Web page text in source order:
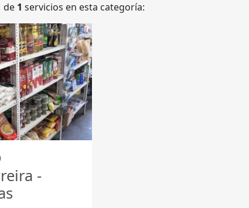
de 1 servicios en esta categoría:
-